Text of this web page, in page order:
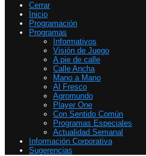
Cerrar
Inicio
Programación
Programas
Informativos
Visión de Juego
A pie de calle
Calle Ancha
Mano a Mano
Al Fresco
Agromundo
Player One
Con Sentido Común
Programas Especiales
Actualidad Semanal
Información Corporativa
Sugerencias